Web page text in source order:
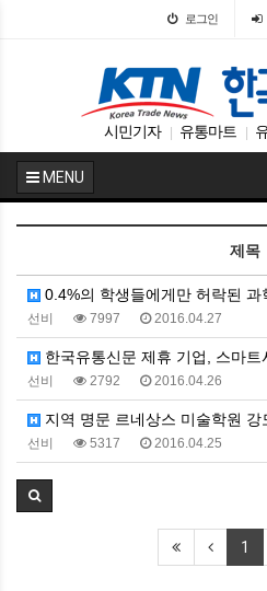
로그인
시민기자 유통마트
MENU
제목
0.4%의 학생들에게만 허락된
선비 7997 2016.04.27
한국유통신문 제휴 기업, 스마
선비 2792 2016.04.26
지역 명문 르네상스 미술학원
선비 5317 2016.04.25
1